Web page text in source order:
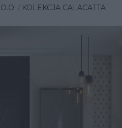
KOLEKCJA CALACATTA